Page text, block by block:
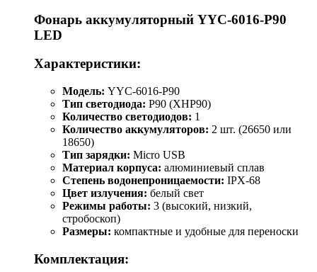
Фонарь аккумуляторный YYC-6016-P90
LED
Характеристики:
Модель: YYC-6016-P90
Тип светодиода: P90 (XHP90)
Количество светодиодов: 1
Количество аккумуляторов: 2 шт. (26650 или
18650)
Тип зарядки: Micro USB
Материал корпуса: алюминиевый сплав
Степень водонепроницаемости: IPX-68
Цвет излучения: белый свет
Режимы работы: 3 (высокий, низкий,
стробоскоп)
Размеры: компактные и удобные для переноски
Комплектация: